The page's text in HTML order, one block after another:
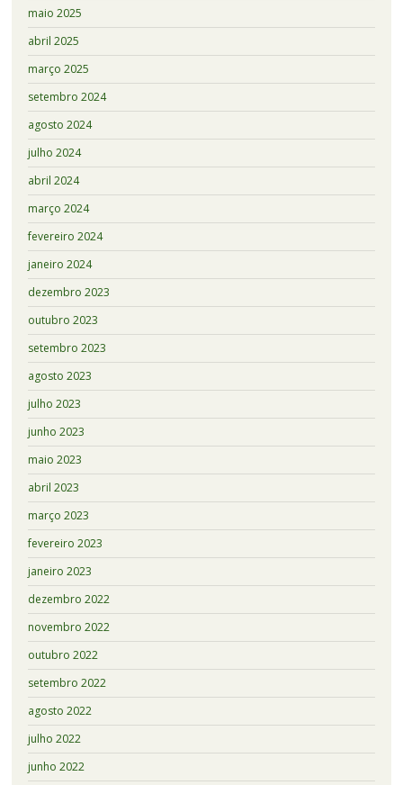
maio 2025
abril 2025
março 2025
setembro 2024
agosto 2024
julho 2024
abril 2024
março 2024
fevereiro 2024
janeiro 2024
dezembro 2023
outubro 2023
setembro 2023
agosto 2023
julho 2023
junho 2023
maio 2023
abril 2023
março 2023
fevereiro 2023
janeiro 2023
dezembro 2022
novembro 2022
outubro 2022
setembro 2022
agosto 2022
julho 2022
junho 2022